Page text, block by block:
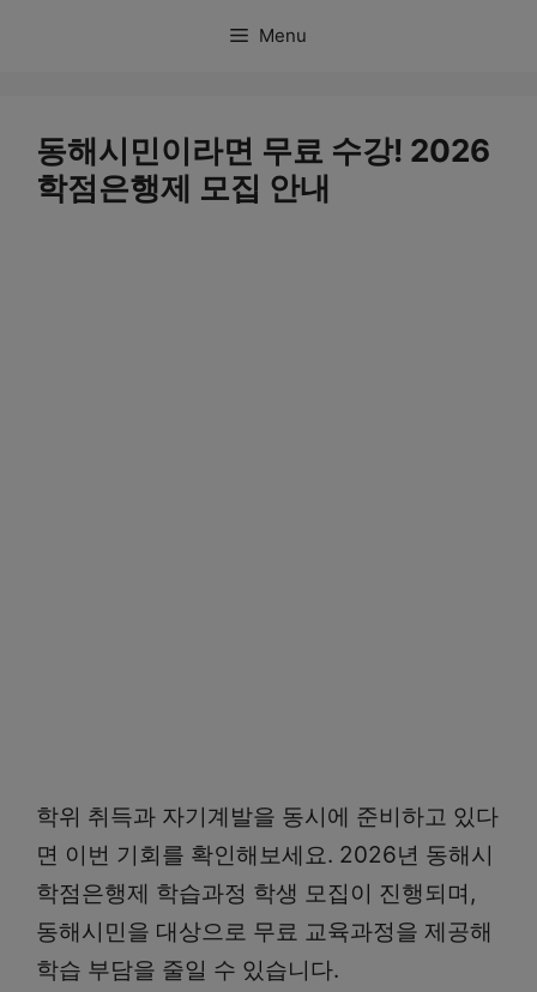
Menu
동해시민이라면 무료 수강! 2026
학점은행제 모집 안내
학위 취득과 자기계발을 동시에 준비하고 있다
면 이번 기회를 확인해보세요. 2026년 동해시
학점은행제 학습과정 학생 모집이 진행되며,
동해시민을 대상으로 무료 교육과정을 제공해
학습 부담을 줄일 수 있습니다.